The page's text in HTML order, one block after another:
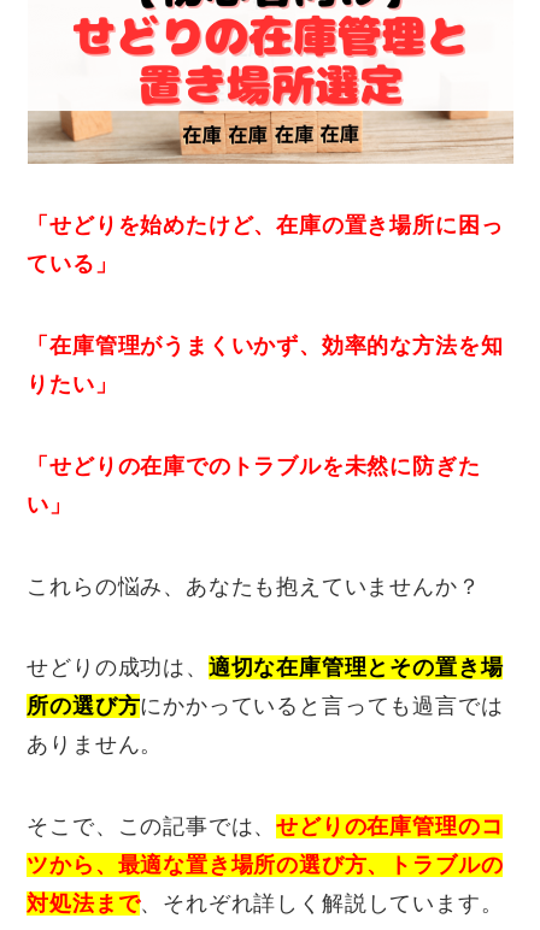
「せどりを始めたけど、在庫の置き場所に困っ
ている」
「在庫管理がうまくいかず、効率的な方法を知
りたい」
「せどりの在庫でのトラブルを未然に防ぎた
い」
これらの悩み、あなたも抱えていませんか？
せどりの成功は、 適切な在庫管理とその置き場
所の選び方にかかっていると言っても過言では
ありません。
そこで、この記事では、せどりの在庫管理のコ
ツから、最適な置き場所の選び方、トラブルの
対処法まで、それぞれ詳しく解説しています。